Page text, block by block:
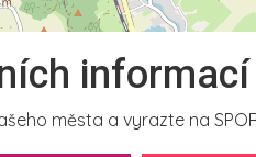
informací
města a vyrazte na